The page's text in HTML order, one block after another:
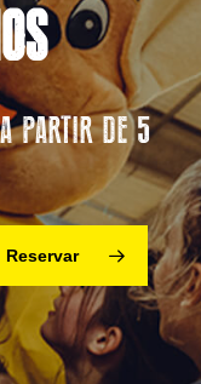
PARTIR DE 5
Reservar